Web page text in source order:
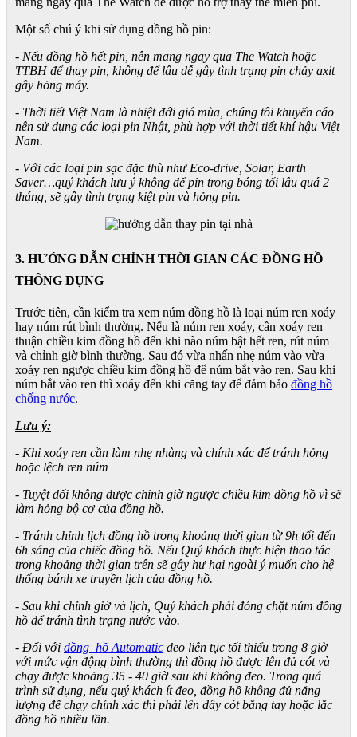
Một số chú ý khi sử dụng đồng hồ pin:
- Nếu đồng hồ hết pin, nên mang ngay qua The Watch hoặc
TTBH để thay pin, không để lâu dễ gây tình trạng pin chảy axit
gây hỏng máy.
- Thời tiết Việt Nam là nhiệt đới gió mùa, chúng tôi khuyến cáo
nên sử dụng các loại pin Nhật, phù hợp với thời tiết khí hậu Việt
Nam.
- Với các loại pin sạc đặc thù như Eco-drive, Solar, Earth
Saver…quý khách lưu ý không để pin trong bóng tối lâu quá 2
tháng, sẽ gây tình trạng kiệt pin và hỏng pin.
3. HƯỚNG DẪN CHỈNH THỜI GIAN CÁC ĐỒNG HỒ
THÔNG DỤNG
Trước tiên, cần kiểm tra xem núm đồng hồ là loại núm ren xoáy
hay núm rút bình thường. Nếu là núm ren xoáy, cần xoáy ren
thuận chiều kim đồng hồ đến khi nào núm bật hết ren, rút núm
và chỉnh giờ bình thường. Sau đó vừa nhấn nhẹ núm vào vừa
xoáy ren ngược chiều kim đồng hồ để núm bắt vào ren. Sau khi
núm bắt vào ren thì xoáy đến khi căng tay để đảm bảo đồng hồ
chống nước.
Lưu ý:
- Khi xoáy ren cần làm nhẹ nhàng và chính xác để tránh hỏng
hoặc lệch ren núm
- Tuyệt đối không được chỉnh giờ ngược chiều kim đồng hồ vì sẽ
làm hỏng bộ cơ của đồng hồ.
- Tránh chỉnh lịch đồng hồ trong khoảng thời gian từ 9h tối đến
6h sáng của chiếc đồng hồ. Nếu Quý khách thực hiện thao tác
trong khoảng thời gian trên sẽ gây hư hại ngoài ý muốn cho hệ
thống bánh xe truyền lịch của đồng hồ.
- Sau khi chỉnh giờ và lịch, Quý khách phải đóng chặt núm đồng
hồ để tránh tình trạng nước vào.
- Đối với đồng hồ Automatic đeo liên tục tối thiểu trong 8 giờ
với mức vận động bình thường thì đồng hồ được lên đủ cót và
chạy được khoảng 35 - 40 giờ sau khi không đeo. Trong quá
trình sử dụng, nếu quý khách ít đeo, đồng hồ không đủ năng
lượng để chạy chính xác thì phải lên dây cót bằng tay hoặc lắc
đồng hồ nhiều lần.